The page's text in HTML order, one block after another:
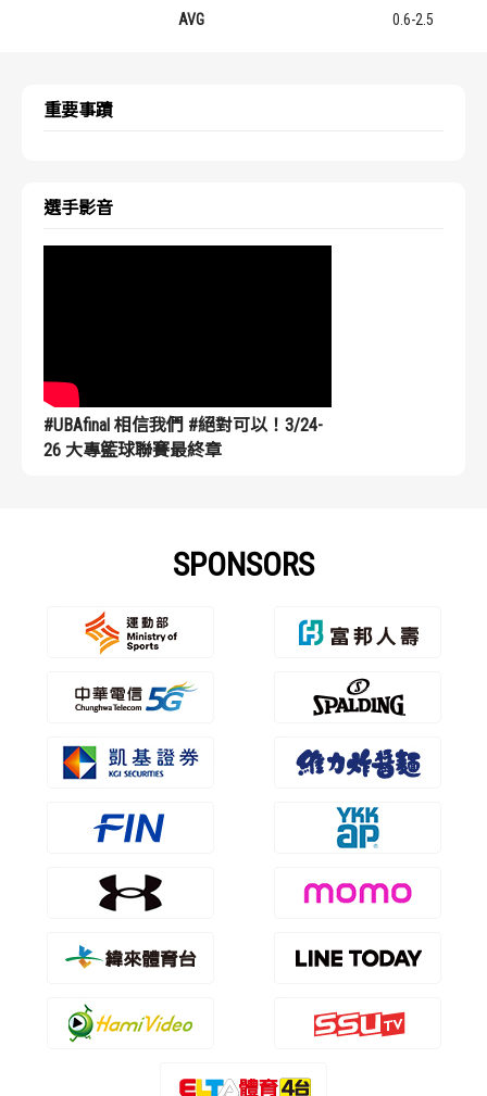
AVG
0.6-2.5
重要事蹟
選手影音
#UBAfinal 相信我們 #絕對可以！3/24-
26 大專籃球聯賽最終章
SPONSORS